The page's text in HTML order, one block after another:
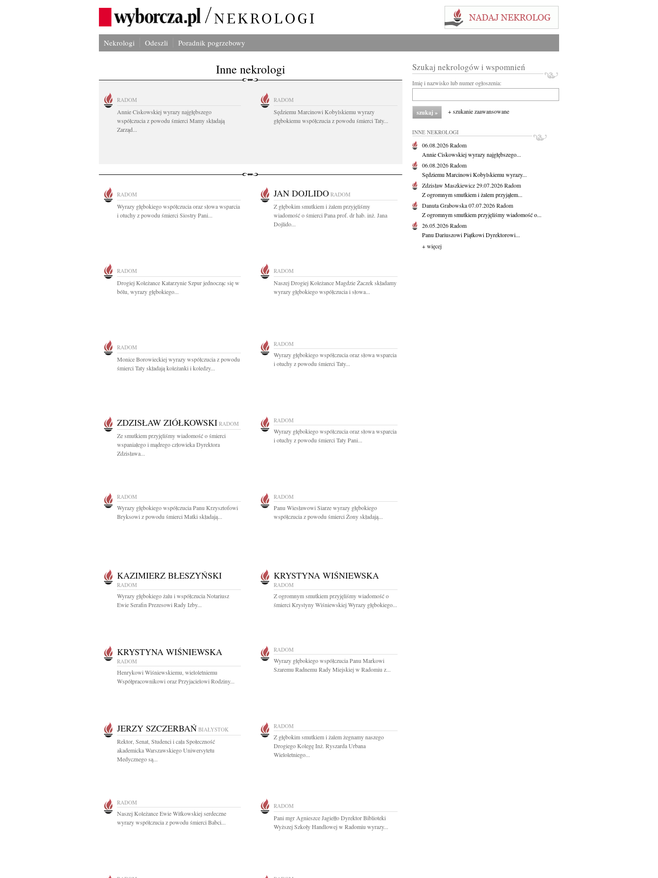
Nekrologi Odeszli Poradnik pogrzebowy
Inne nekrologi
RADOM
Annie Ciskowskiej wyrazy najgłębszego
współczucia z powodu śmierci Mamy składają
Zarząd...
RADOM
Sędziemu Marcinowi Kobylskiemu wyrazy
głębokiemu współczucia z powodu śmierci Taty...
RADOM
Wyrazy głębokiego współczucia oraz słowa wsparcia
i otuchy z powodu śmierci Siostry Pani...
JAN DOJLIDO RADOM
Z głębokim smutkiem i żalem przyjęliśmy
wiadomość o śmierci Pana prof. dr hab. inż. Jana
Dojlido...
RADOM
Drogiej Koleżance Katarzynie Szpur jednocząc się w
bólu, wyrazy głębokiego...
RADOM
Naszej Drogiej Koleżance Magdzie Żaczek składamy
wyrazy głębokiego współczucia i słowa...
RADOM
Monice Borowieckiej wyrazy współczucia z powodu
śmierci Taty składają koleżanki i koledzy...
RADOM
Wyrazy głębokiego współczucia oraz słowa wsparcia
i otuchy z powodu śmierci Taty...
ZDZISŁAW ZIÓŁKOWSKI RADOM
Ze smutkiem przyjęliśmy wiadomość o śmierci
wspaniałego i mądrego człowieka Dyrektora
Zdzisława...
RADOM
Wyrazy głębokiego współczucia oraz słowa wsparcia
i otuchy z powodu śmierci Taty Pani...
RADOM
Wyrazy głębokiego współczucia Panu Krzysztofowi
Bryksowi z powodu śmierci Matki składają...
RADOM
Panu Wiesławowi Siarze wyrazy głębokiego
współczucia z powodu śmierci Żony składają...
KAZIMIERZ BŁESZYŃSKI
RADOM
Wyrazy głębokiego żalu i współczucia Notariusz
Ewie Serafin Prezesowi Rady Izby...
KRYSTYNA WIŚNIEWSKA
RADOM
Z ogromnym smutkiem przyjęliśmy wiadomość o
śmierci Krystyny Wiśniewskiej Wyrazy głębokiego...
KRYSTYNA WIŚNIEWSKA
RADOM
Henrykowi Wiśniewskiemu, wieloletniemu
Współpracownikowi oraz Przyjacielowi Rodziny...
RADOM
Wyrazy głębokiego współczucia Panu Markowi
Szaremu Radnemu Rady Miejskiej w Radomiu z...
JERZY SZCZERBAŃ BIAŁYSTOK
Rektor, Senat, Studenci i cała Społeczność
akademicka Warszawskiego Uniwersytetu
Medycznego są...
RADOM
Z głębokim smutkiem i żalem żegnamy naszego
Drogiego Kolegę Inż. Ryszarda Urbana
Wieloletniego...
RADOM
Naszej Koleżance Ewie Witkowskiej serdeczne
wyrazy współczucia z powodu śmierci Babci...
RADOM
Pani mgr Agnieszce Jagiełło Dyrektor Biblioteki
Wyższej Szkoły Handlowej w Radomiu wyrazy...
Szukaj nekrologów i wspomnień
Imię i nazwisko lub numer ogłoszenia:
+ szukanie zaawansowane
INNE NEKROLOGI
06.08.2026Radom
Annie Ciskowskiej wyrazy najgłębszego...
06.08.2026Radom
Sędziemu Marcinowi Kobylskiemu wyrazy...
Zdzisław Maszkiewicz29.07.2026Radom
Z ogromnym smutkiem i żalem przyjąłem...
Danuta Grabowska07.07.2026Radom
Z ogromnym smutkiem przyjęliśmy wiadomość o...
26.05.2026Radom
Panu Dariuszowi Piątkowi Dyrektorowi...
+ więcej